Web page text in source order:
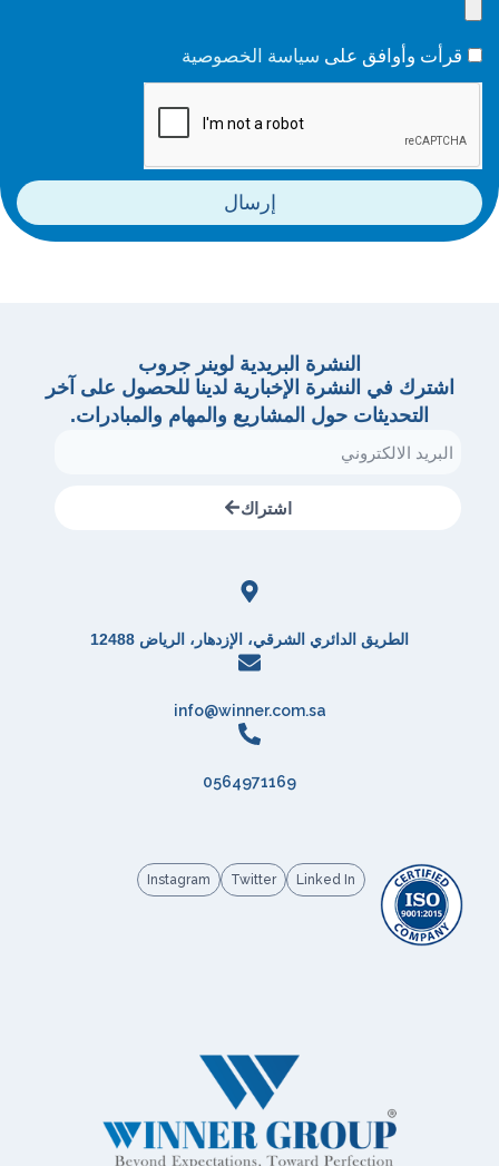
قرأت وأوافق على سياسة الخصوصية
إرسال
النشرة البريدية لوينر جروب
اشترك في النشرة الإخبارية لدينا للحصول على آخر
التحديثات حول المشاريع والمهام والمبادرات.
اشتراك
الطريق الدائري الشرقي، الإزدهار، الرياض 12488
info@winner.com.sa
0564971169
Linked In
Twitter
Instagram